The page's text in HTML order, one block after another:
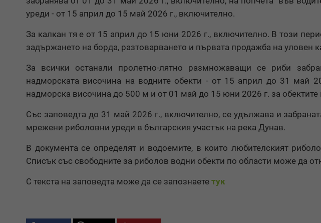
уреди - от 15 април до 15 май 2026 г., включително.
За калкан тя е от 15 април до 15 юни 2026 г., включително. В този
задържането на борда, разтоварването и първата продажба на уловен
За всички останали пролетно-лятно размножаващи се риби
надморската височина на водните обекти - от 15 април до 31 май
надморска височина до 500 м и от 01 май до 15 юни 2026 г. за обектите
Със заповедта до 31 май 2026 г., включително, се удължава и
мрежени риболовни уреди в българския участък на река Дунав.
В документа се определят и водоемите, в които любителският
Списък със свободните за риболов водни обекти по области може да
С текста на заповедта може да се запознаете тук